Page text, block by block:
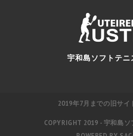
宇和島ソフトテニ
2019年7月までの旧サイ
COPYRIGHT 2019 - 宇和島